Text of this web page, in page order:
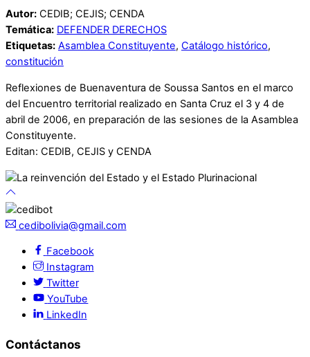
Autor: CEDIB; CEJIS; CENDA
Temática: DEFENDER DERECHOS
Etiquetas: Asamblea Constituyente, Catálogo histórico,
constitución
Reflexiones de Buenaventura de Soussa Santos en el marco
del Encuentro territorial realizado en Santa Cruz el 3 y 4 de
abril de 2006, en preparación de las sesiones de la Asamblea
Constituyente.
Editan: CEDIB, CEJIS y CENDA
cedibolivia@gmail.com
Facebook
Instagram
Twitter
YouTube
LinkedIn
Contáctanos